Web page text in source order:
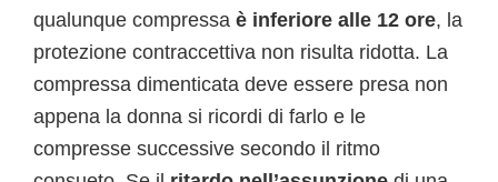
qualunque compressa è inferiore alle 12 ore, la
protezione contraccettiva non risulta ridotta. La
compressa dimenticata deve essere presa non
appena la donna si ricordi di farlo e le
compresse successive secondo il ritmo